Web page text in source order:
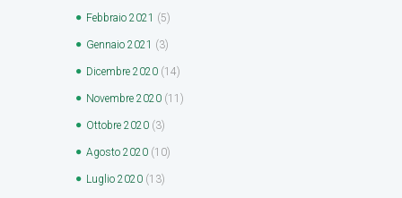
Febbraio 2021 (5)
Gennaio 2021 (3)
Dicembre 2020 (14)
Novembre 2020 (11)
Ottobre 2020 (3)
Agosto 2020 (10)
Luglio 2020 (13)